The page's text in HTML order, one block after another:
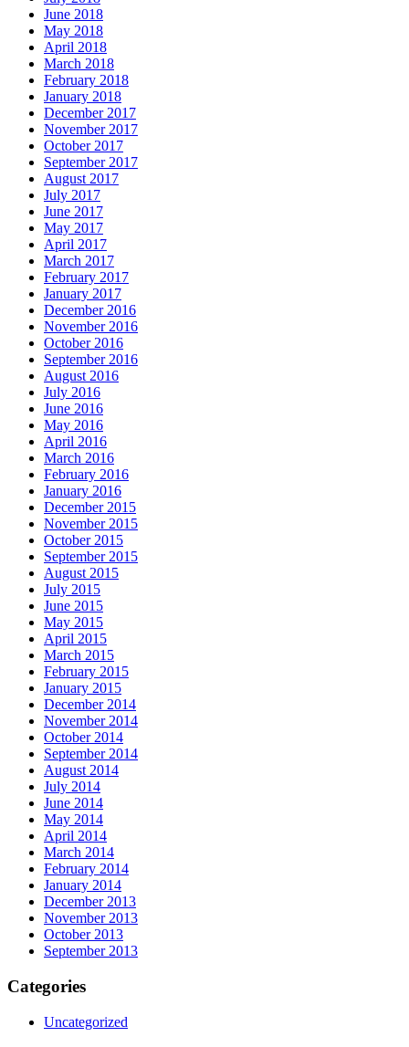
June 2018
May 2018
April 2018
March 2018
February 2018
January 2018
December 2017
November 2017
October 2017
September 2017
August 2017
July 2017
June 2017
May 2017
April 2017
March 2017
February 2017
January 2017
December 2016
November 2016
October 2016
September 2016
August 2016
July 2016
June 2016
May 2016
April 2016
March 2016
February 2016
January 2016
December 2015
November 2015
October 2015
September 2015
August 2015
July 2015
June 2015
May 2015
April 2015
March 2015
February 2015
January 2015
December 2014
November 2014
October 2014
September 2014
August 2014
July 2014
June 2014
May 2014
April 2014
March 2014
February 2014
January 2014
December 2013
November 2013
October 2013
September 2013
Categories
Uncategorized